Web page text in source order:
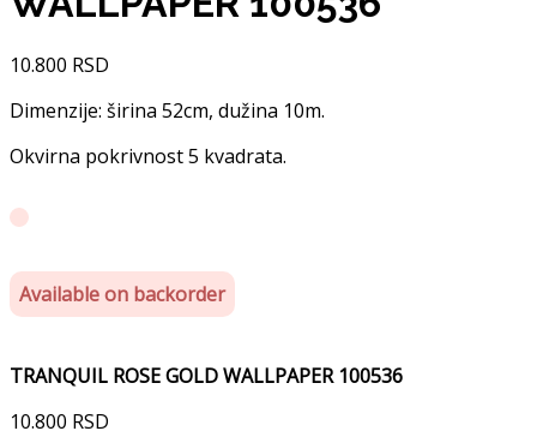
10.800 RSD
Dimenzije: širina 52cm, dužina 10m.
Okvirna pokrivnost 5 kvadrata.
Available on backorder
TRANQUIL ROSE GOLD WALLPAPER 100536
10.800 RSD